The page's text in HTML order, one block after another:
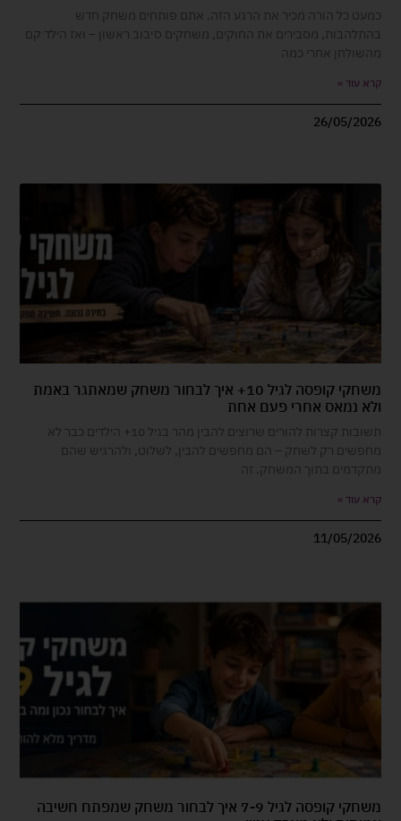
כמעט כל הורה מכיר את הרגע הזה. אתם פותחים משחק חדש
בהתלהבות, מסבירים את החוקים, משחקים סיבוב ראשון – ואז הילד קם
מהשולחן אחרי כמה
קרא עוד »
26/05/2026
משחקי קופסה לגיל 10+ איך לבחור משחק שמאתגר באמת
ולא נמאס אחרי פעם אחת
תשובות קצרות להורים שרוצים להבין מהר בגיל 10+ הילדים כבר לא
מחפשים רק לשחק – הם מחפשים להבין, לשלוט, ולהרגיש שהם
מתקדמים בתוך המשחק. זה
קרא עוד »
11/05/2026
משחקי קופסה לגיל 7-9 איך לבחור משחק שמפתח חשיבה